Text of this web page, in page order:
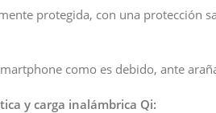
protegida, con una protección
como es debido, ante
y carga inalámbrica Qi: